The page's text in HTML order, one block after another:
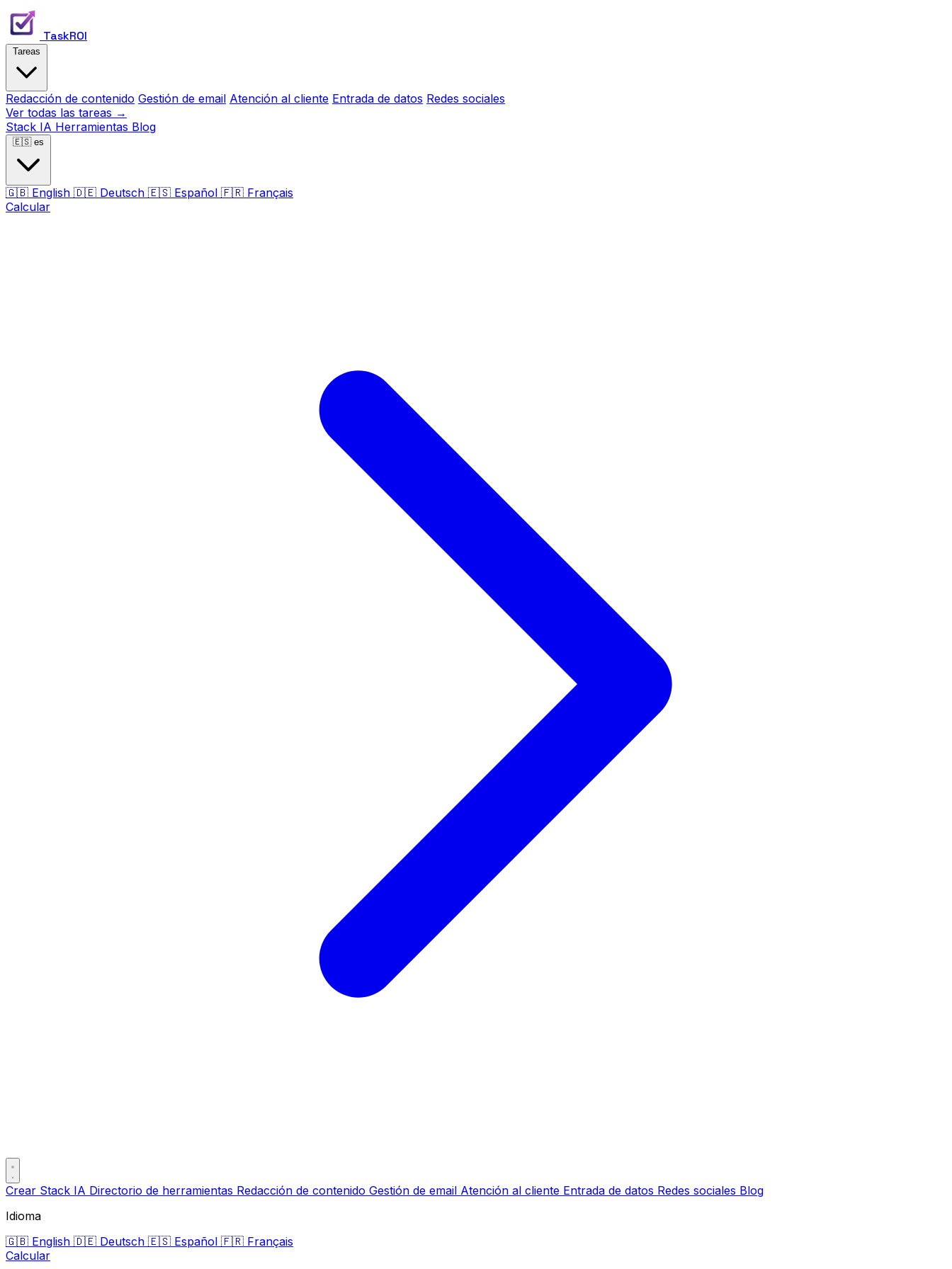
TaskROI
Redacción de contenido Gestión de email Atención al cliente Entrada de datos Redes sociales
Ver todas las tareas →
Stack IA Herramientas Blog
🇪🇸 es
🇬🇧 English 🇩🇪 Deutsch 🇪🇸 Español 🇫🇷 Français
Calcular
Crear Stack IA Directorio de herramientas Redacción de contenido Gestión de email Atención al cliente Entrada de datos Redes sociales Blog
Idioma
🇬🇧 English 🇩🇪 Deutsch 🇪🇸 Español 🇫🇷 Français
Calcular